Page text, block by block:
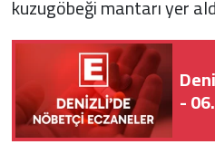
kuzugöbeği mantarı yer
-